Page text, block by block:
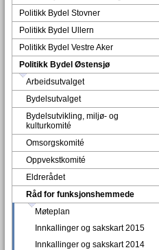
Politikk Bydel Stovner
Politikk Bydel Ullern
Politikk Bydel Vestre Aker
Politikk Bydel Østensjø
Arbeidsutvalget
Bydelsutvalget
Bydelsutvikling, miljø- og
kulturkomité
Omsorgskomité
Oppvekstkomité
Eldrerådet
Råd for funksjonshemmede
Møteplan
Innkallinger og sakskart 2015
Innkallinger og sakskart 2014